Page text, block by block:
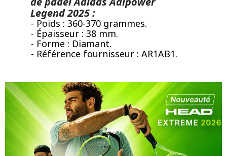
Legend 2025 :
- Poids : 360-370 grammes.
- Épaisseur : 38 mm.
- Forme : Diamant.
- Référence fournisseur : AR1AB1.